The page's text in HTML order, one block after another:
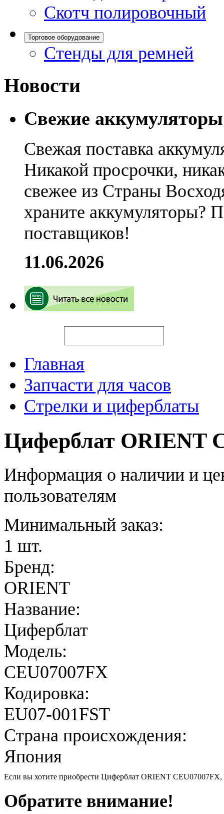
Скотч полировочный
Торговое оборудование
Стенды для ремней
Новости
Свежие
Свежая поставка
Никакой просрочки,
свежее из Страны
храните аккумуляторы?
поставщиков!
11.06.2026
Главная
Запчасти для часов
Стрелки и циферблаты
Циферблат ORIENT
Информация о наличии и
пользователям
Минимальный заказ:
1 шт.
Бренд:
ORIENT
Название:
Циферблат
Модель:
CEU07007FX
Кодировка:
EU07-001FST
Страна происхождения:
Япония
Если вы хотите приобрести Циферблат ORIENT
Обратите внимание!